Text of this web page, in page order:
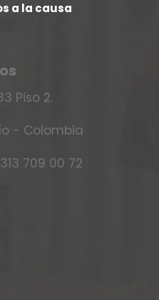
a la causa
Piso 2.
- Colombia
709 00 72